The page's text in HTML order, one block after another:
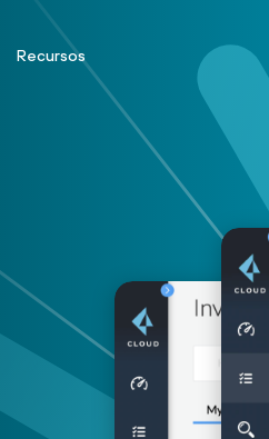
Recursos